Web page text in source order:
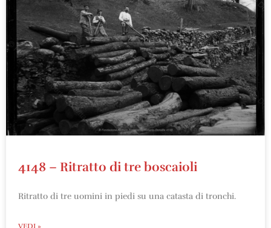
4148 – Ritratto di tre boscaioli
Ritratto di tre uomini in piedi su una catasta di tronchi.